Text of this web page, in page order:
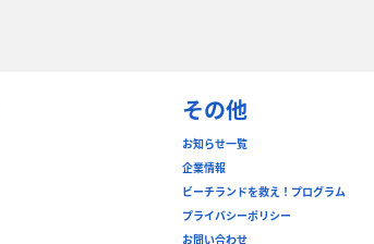
その他
お知らせ一覧
企業情報
ビーチランドを救え！プログラム
プライバシーポリシー
お問い合わせ